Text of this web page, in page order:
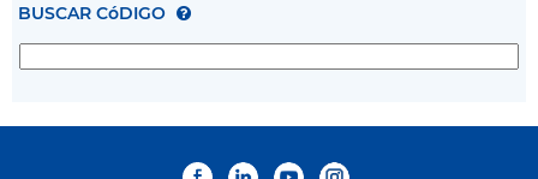
BUSCAR CóDIGO